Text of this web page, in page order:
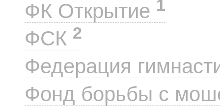
ФК Открытие 1
ФСК 2
Федерация
Фонд борьбы с